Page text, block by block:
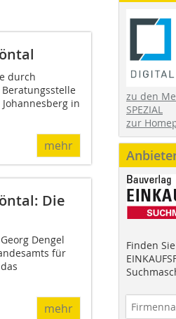
durch
in
mehr
Die
Dengel
für
mehr
zu den
SPEZIAL
zur
Finden